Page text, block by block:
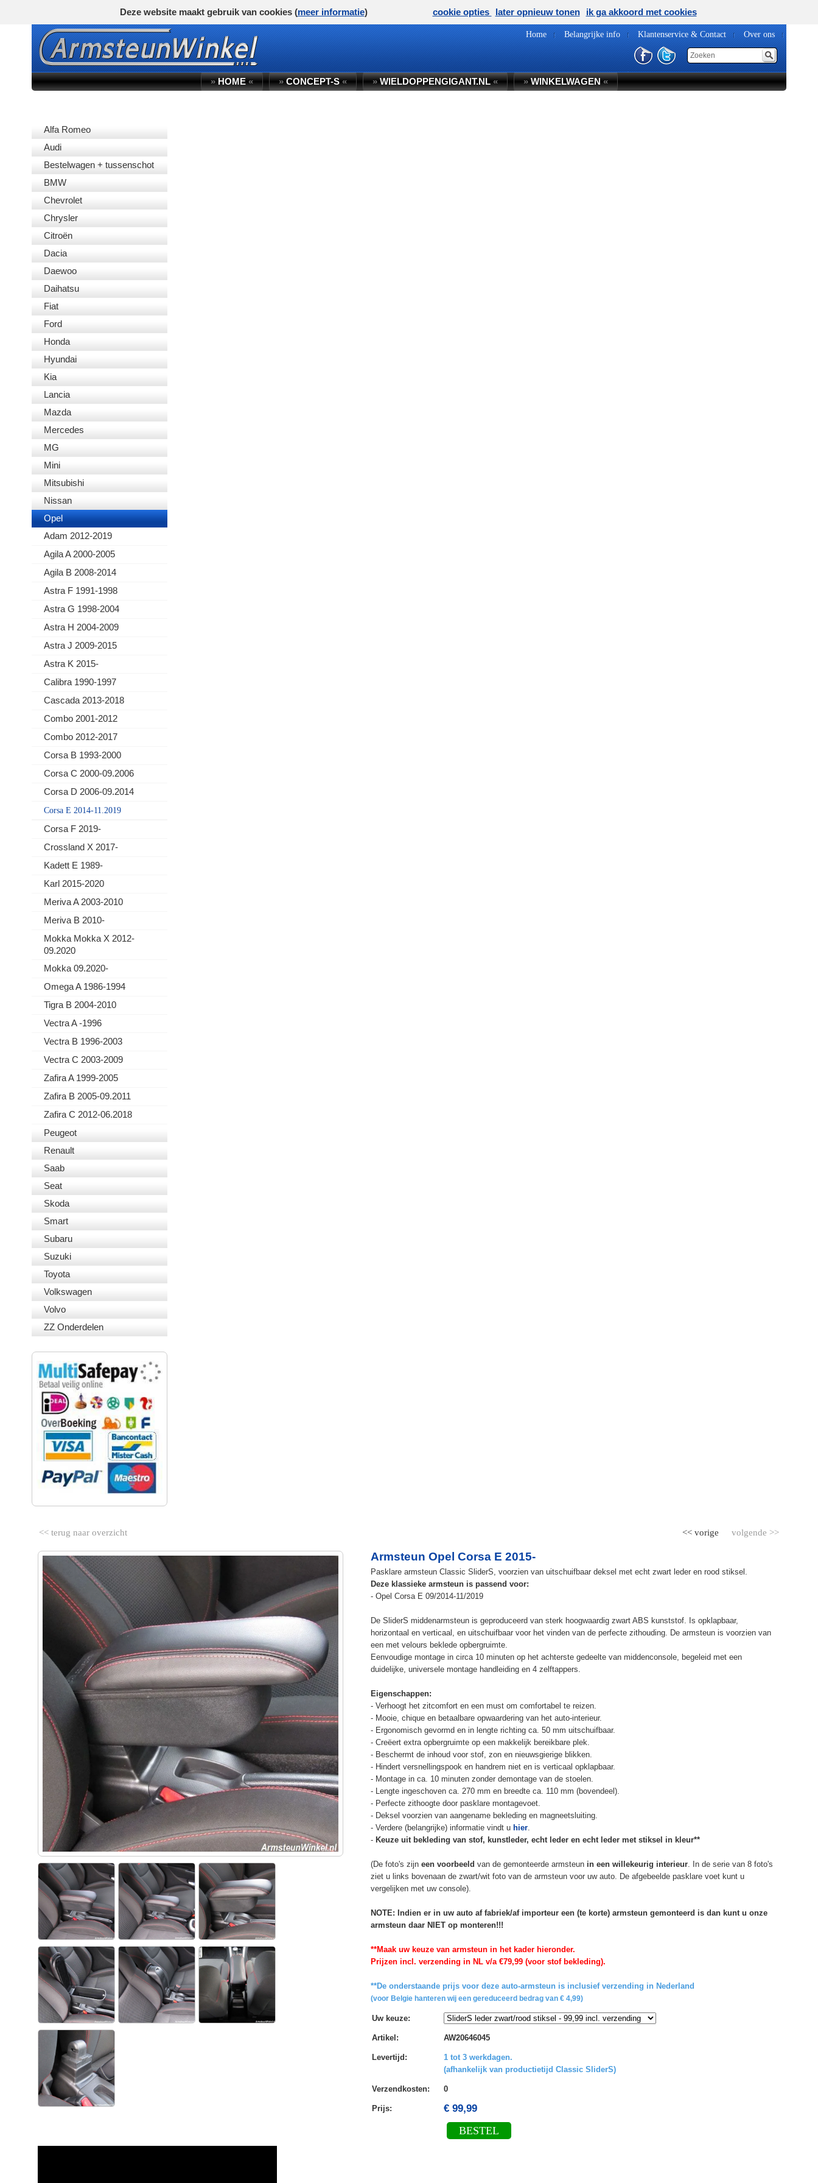
Home Belangrijke info Klantenservice & Contact Over ons
»HOME« »CONCEPT-S« »WIELDOPPENGIGANT.NL« »WINKELWAGEN«
Alfa Romeo
Audi
Bestelwagen + tussenschot
BMW
Chevrolet
Chrysler
Citroën
Dacia
Daewoo
Daihatsu
Fiat
Ford
Honda
Hyundai
Kia
Lancia
Mazda
Mercedes
MG
Mini
Mitsubishi
Nissan
Opel
Adam 2012-2019
Agila A 2000-2005
Agila B 2008-2014
Astra F 1991-1998
Astra G 1998-2004
Astra H 2004-2009
Astra J 2009-2015
Astra K 2015-
Calibra 1990-1997
Cascada 2013-2018
Combo 2001-2012
Combo 2012-2017
Corsa B 1993-2000
Corsa C 2000-09.2006
Corsa D 2006-09.2014
Corsa E 2014-11.2019
Corsa F 2019-
Crossland X 2017-
Kadett E 1989-
Karl 2015-2020
Meriva A 2003-2010
Meriva B 2010-
Mokka Mokka X 2012-
09.2020
Mokka 09.2020-
Omega A 1986-1994
Tigra B 2004-2010
Vectra A -1996
Vectra B 1996-2003
Vectra C 2003-2009
Zafira A 1999-2005
Zafira B 2005-09.2011
Zafira C 2012-06.2018
Peugeot
Renault
Saab
Seat
Skoda
Smart
Subaru
Suzuki
Toyota
Volkswagen
Volvo
ZZ Onderdelen
<< terug naar overzicht volgende >>
<< vorige
Armsteun Opel Corsa E 2015-
Pasklare armsteun Classic SliderS, voorzien van uitschuifbaar deksel met echt zwart leder en rood stiksel.
Deze klassieke armsteun is passend voor:
- Opel Corsa E 09/2014-11/2019
De SliderS middenarmsteun is geproduceerd van sterk hoogwaardig zwart ABS kunststof. Is opklapbaar,
horizontaal en verticaal, en uitschuifbaar voor het vinden van de perfecte zithouding. De armsteun is voorzien van
een met velours beklede opbergruimte.
Eenvoudige montage in circa 10 minuten op het achterste gedeelte van middenconsole, begeleid met een
duidelijke, universele montage handleiding en 4 zelftappers.
Eigenschappen:
- Verhoogt het zitcomfort en een must om comfortabel te reizen.
- Mooie, chique en betaalbare opwaardering van het auto-interieur.
- Ergonomisch gevormd en in lengte richting ca. 50 mm uitschuifbaar.
- Creëert extra opbergruimte op een makkelijk bereikbare plek.
- Beschermt de inhoud voor stof, zon en nieuwsgierige blikken.
- Hindert versnellingspook en handrem niet en is verticaal opklapbaar.
- Montage in ca. 10 minuten zonder demontage van de stoelen.
- Lengte ingeschoven ca. 270 mm en breedte ca. 110 mm (bovendeel).
- Perfecte zithoogte door pasklare montagevoet.
- Deksel voorzien van aangename bekleding en magneetsluiting.
- Verdere (belangrijke) informatie vindt u hier.
- Keuze uit bekleding van stof, kunstleder, echt leder en echt leder met stiksel in kleur**
(De foto's zijn een voorbeeld van de gemonteerde armsteun in een willekeurig interieur. In de serie van 8 foto's
ziet u links bovenaan de zwart/wit foto van de armsteun voor uw auto. De afgebeelde pasklare voet kunt u
vergelijken met uw console).
NOTE: Indien er in uw auto af fabriek/af importeur een (te korte) armsteun gemonteerd is dan kunt u onze
armsteun daar NIET op monteren!!!
**Maak uw keuze van armsteun in het kader hieronder.
Prijzen incl. verzending in NL v/a €79,99 (voor stof bekleding).
**De onderstaande prijs voor deze auto-armsteun is inclusief verzending in Nederland
(voor Belgie hanteren wij een gereduceerd bedrag van € 4,99)
Uw keuze:
Artikel : AW20646045
Levertijd :
1 tot 3 werkdagen.
(afhankelijk van productietijd Classic SliderS)
Verzendkosten: 0
Prijs: € 99,99
BESTEL
Deze website maakt gebruik van cookies (meer informatie) cookie opties later opnieuw tonen ik ga akkoord met cookies